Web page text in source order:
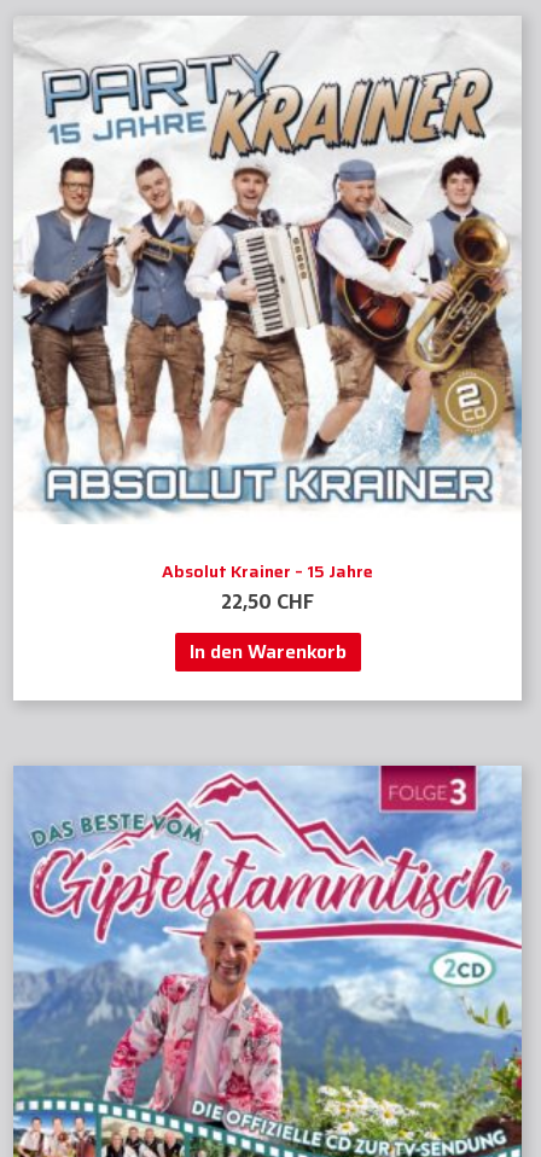
Absolut Krainer – 15 Jahre
22,50 CHF
In den Warenkorb